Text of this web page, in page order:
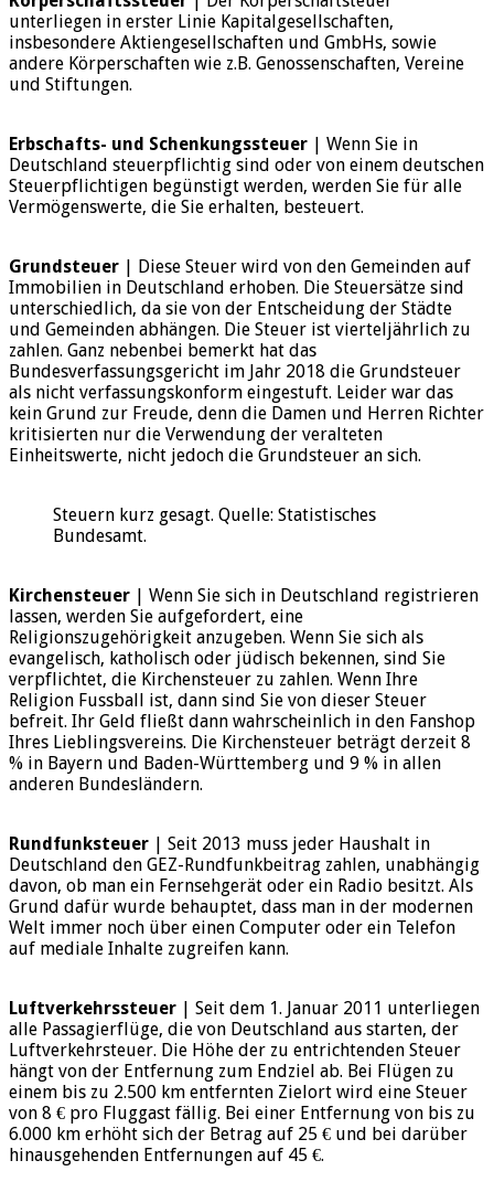
unterliegen in erster Linie Kapitalgesellschaften,
insbesondere Aktiengesellschaften und GmbHs, sowie
andere Körperschaften wie z.B. Genossenschaften, Vereine
und Stiftungen.
Erbschafts- und Schenkungssteuer | Wenn Sie in
Deutschland steuerpflichtig sind oder von einem deutschen
Steuerpflichtigen begünstigt werden, werden Sie für alle
Vermögenswerte, die Sie erhalten, besteuert.
Grundsteuer | Diese Steuer wird von den Gemeinden auf
Immobilien in Deutschland erhoben. Die Steuersätze sind
unterschiedlich, da sie von der Entscheidung der Städte
und Gemeinden abhängen. Die Steuer ist vierteljährlich zu
zahlen. Ganz nebenbei bemerkt hat das
Bundesverfassungsgericht im Jahr 2018 die Grundsteuer
als nicht verfassungskonform eingestuft. Leider war das
kein Grund zur Freude, denn die Damen und Herren Richter
kritisierten nur die Verwendung der veralteten
Einheitswerte, nicht jedoch die Grundsteuer an sich.
Steuern kurz gesagt. Quelle: Statistisches
Bundesamt.
Kirchensteuer | Wenn Sie sich in Deutschland registrieren
lassen, werden Sie aufgefordert, eine
Religionszugehörigkeit anzugeben. Wenn Sie sich als
evangelisch, katholisch oder jüdisch bekennen, sind Sie
verpflichtet, die Kirchensteuer zu zahlen. Wenn Ihre
Religion Fussball ist, dann sind Sie von dieser Steuer
befreit. Ihr Geld fließt dann wahrscheinlich in den Fanshop
Ihres Lieblingsvereins. Die Kirchensteuer beträgt derzeit 8
% in Bayern und Baden-Württemberg und 9 % in allen
anderen Bundesländern.
Rundfunksteuer | Seit 2013 muss jeder Haushalt in
Deutschland den GEZ-Rundfunkbeitrag zahlen, unabhängig
davon, ob man ein Fernsehgerät oder ein Radio besitzt. Als
Grund dafür wurde behauptet, dass man in der modernen
Welt immer noch über einen Computer oder ein Telefon
auf mediale Inhalte zugreifen kann.
Luftverkehrssteuer | Seit dem 1. Januar 2011 unterliegen
alle Passagierflüge, die von Deutschland aus starten, der
Luftverkehrsteuer. Die Höhe der zu entrichtenden Steuer
hängt von der Entfernung zum Endziel ab. Bei Flügen zu
einem bis zu 2.500 km entfernten Zielort wird eine Steuer
von 8 € pro Fluggast fällig. Bei einer Entfernung von bis zu
6.000 km erhöht sich der Betrag auf 25 € und bei darüber
hinausgehenden Entfernungen auf 45 €.